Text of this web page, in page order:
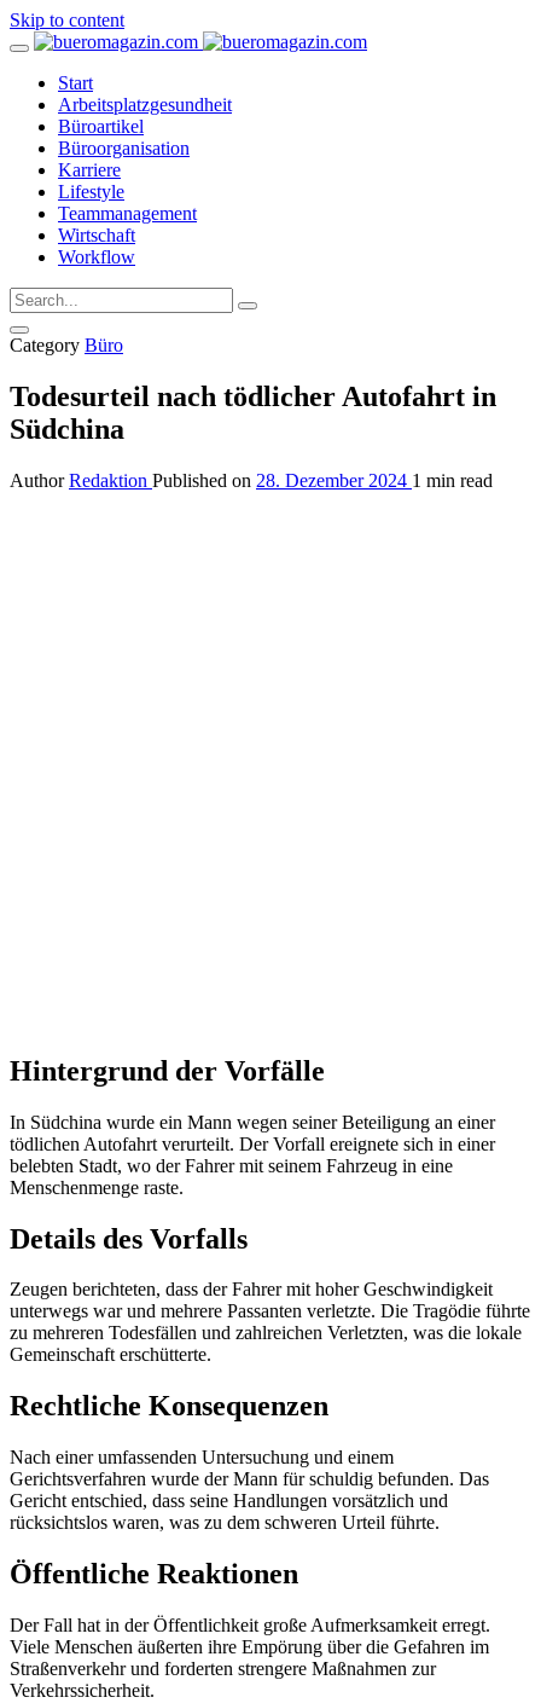
Skip to content
Start
Arbeitsplatzgesundheit
Büroartikel
Büroorganisation
Karriere
Lifestyle
Teammanagement
Wirtschaft
Workflow
Category Büro
Todesurteil nach tödlicher Autofahrt in
Südchina
Author Redaktion Published on 28. Dezember 2024 1 min read
Hintergrund der Vorfälle
In Südchina wurde ein Mann wegen seiner Beteiligung an einer
tödlichen Autofahrt verurteilt. Der Vorfall ereignete sich in einer
belebten Stadt, wo der Fahrer mit seinem Fahrzeug in eine
Menschenmenge raste.
Details des Vorfalls
Zeugen berichteten, dass der Fahrer mit hoher Geschwindigkeit
unterwegs war und mehrere Passanten verletzte. Die Tragödie führte
zu mehreren Todesfällen und zahlreichen Verletzten, was die lokale
Gemeinschaft erschütterte.
Rechtliche Konsequenzen
Nach einer umfassenden Untersuchung und einem
Gerichtsverfahren wurde der Mann für schuldig befunden. Das
Gericht entschied, dass seine Handlungen vorsätzlich und
rücksichtslos waren, was zu dem schweren Urteil führte.
Öffentliche Reaktionen
Der Fall hat in der Öffentlichkeit große Aufmerksamkeit erregt.
Viele Menschen äußerten ihre Empörung über die Gefahren im
Straßenverkehr und forderten strengere Maßnahmen zur
Verkehrssicherheit.